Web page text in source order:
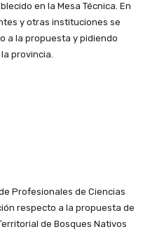
en la Mesa Técnica. En
y otras instituciones se
a la propuesta y pidiendo
provincia.
Profesionales de Ciencias
respecto a la propuesta de
de Bosques Nativos